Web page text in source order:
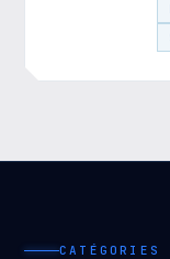
CATÉGORIES